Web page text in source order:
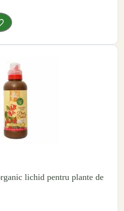
lichid pentru plante de